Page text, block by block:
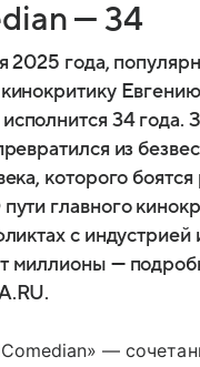
— 34
2025 года,
34 года.
из
которого
главного
с индустрией
миллионы —
—